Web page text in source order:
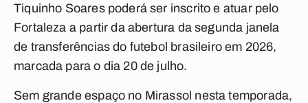
Tiquinho Soares poderá ser inscrito e atuar pelo
Fortaleza a partir da abertura da segunda janela
de transferências do futebol brasileiro em 2026,
marcada para o dia 20 de julho.
Sem grande espaço no Mirassol nesta temporada,